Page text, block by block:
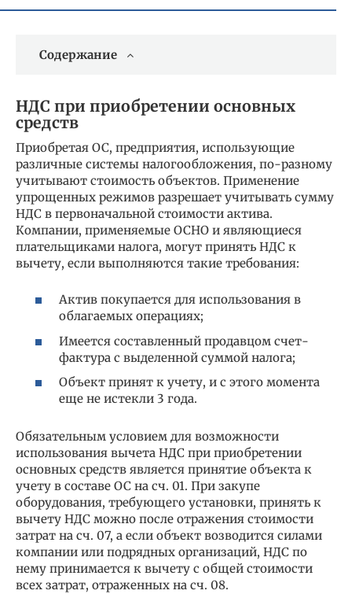
Содержание
НДС при приобретении основных
средств
Приобретая ОС, предприятия, использующие
различные системы налогообложения, по-разному
учитывают стоимость объектов. Применение
упрощенных режимов разрешает учитывать сумму
НДС в первоначальной стоимости актива.
Компании, применяемые ОСНО и являющиеся
плательщиками налога, могут принять НДС к
вычету, если выполняются такие требования:
Актив покупается для использования в
облагаемых операциях;
Имеется составленный продавцом счет-
фактура с выделенной суммой налога;
Объект принят к учету, и с этого момента
еще не истекли 3 года.
Обязательным условием для возможности
использования вычета НДС при приобретении
основных средств является принятие объекта к
учету в составе ОС на сч. 01. При закупе
оборудования, требующего установки, принять к
вычету НДС можно после отражения стоимости
затрат на сч. 07, а если объект возводится силами
компании или подрядных организаций, НДС по
нему принимается к вычету с общей стоимости
всех затрат, отраженных на сч. 08.